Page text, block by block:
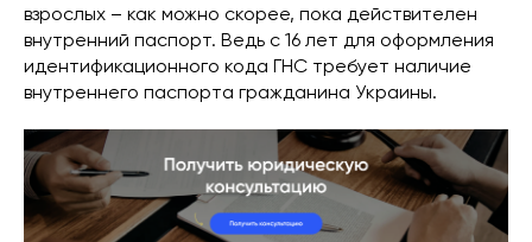
взрослых – как можно скорее, пока действителен
внутренний паспорт. Ведь с 16 лет для оформления
идентификационного кода ГНС требует наличие
внутреннего паспорта гражданина Украины.